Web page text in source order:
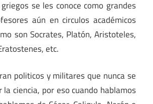
se les conoce como grandes
aún en circulos académicos
son Socrates, Platón, Aristoteles,
etc.
politicos y militares que nunca se
ciencia, por eso cuando hablamos